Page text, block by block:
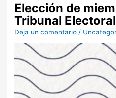
Elección de
Tribunal
Deja un comentario /